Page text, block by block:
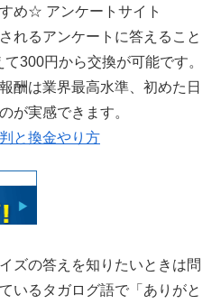
め☆ アンケートサイト
れるアンケートに答えること
300円から交換が可能です。
酬は業界最高水準、初めた日
が実感できます。
と換金やり方
ズの答えを知りたいときは問
いるタガログ語で「ありがと